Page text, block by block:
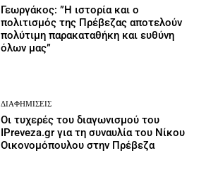
Γεωργάκος: ”Η ιστορία και ο
πολιτισμός της Πρέβεζας αποτελούν
πολύτιμη παρακαταθήκη και ευθύνη
όλων μας”
ΔΙΑΦΗΜΊΣΕΙΣ
Οι τυχερές του διαγωνισμού του
IPreveza.gr για τη συναυλία του Νίκου
Οικονομόπουλου στην Πρέβεζα